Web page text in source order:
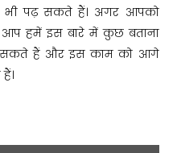
में भी पढ़ सकते हैं। अगर आपको
हमें इस बारे में कुछ बताना
सकते हैं और इस काम को आगे